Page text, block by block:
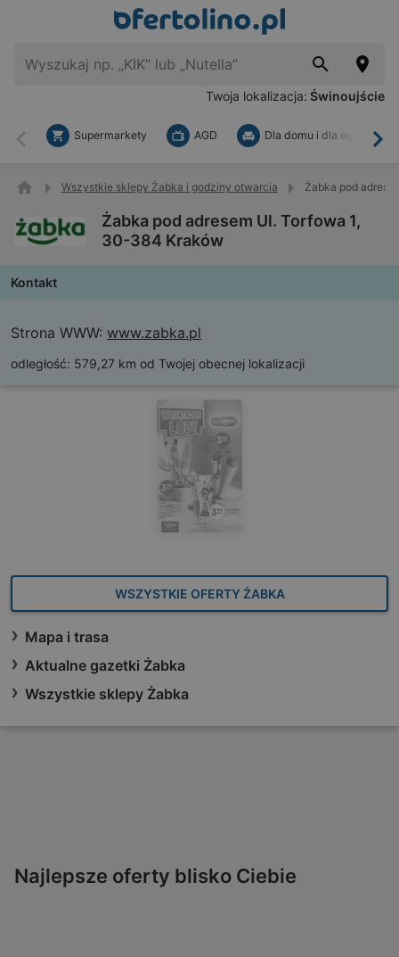
Twoja lokalizacja: Świnoujście
Wstecz
Supermarkety AGD Dla domu i dla ogrodu
Wszystkie sklepy Żabka i godziny otwarcia Żabka pod
Żabka pod adresem Ul. Torfowa 1,
30-384 Kraków
Kontakt
Strona WWW: www.zabka.pl
odległość: 579,27 km od Twojej obecnej lokalizacji
WSZYSTKIE OFERTY ŻABKA
Mapa i trasa
Aktualne gazetki Żabka
Wszystkie sklepy Żabka
Najlepsze oferty blisko Ciebie